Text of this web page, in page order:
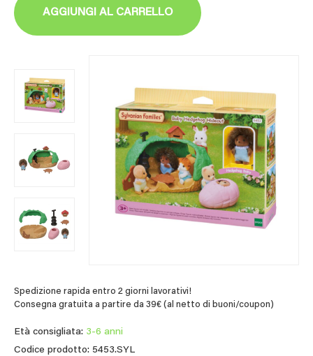
AGGIUNGI AL CARRELLO
Spedizione rapida entro 2 giorni lavorativi!
Consegna gratuita a partire da 39€ (al netto di buoni/coupon)
Età consigliata: 3-6 anni
Codice prodotto: 5453.SYL